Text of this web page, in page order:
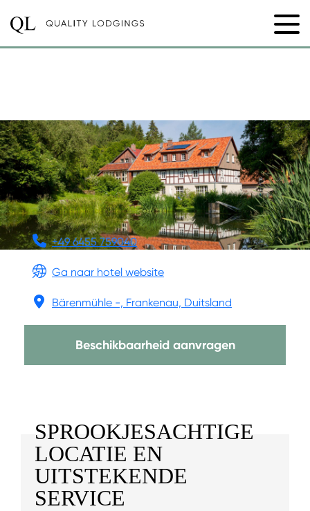
+49 6455 759040
Ga naar hotel website
Bärenmühle -, Frankenau, Duitsland
Beschikbaarheid aanvragen
SPROOKJESACHTIGE
LOCATIE EN
UITSTEKENDE
SERVICE